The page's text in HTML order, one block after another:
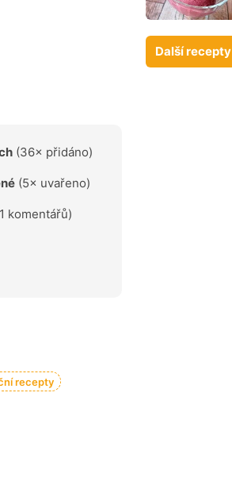
(36× přidáno)
(5× uvařeno)
komentářů)
recepty
Další recepty